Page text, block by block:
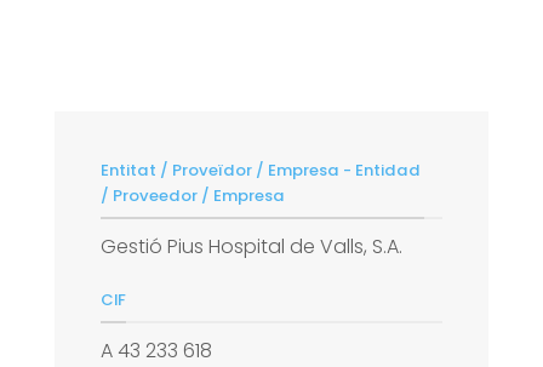
Entitat / Proveïdor / Empresa - Entidad
/ Proveedor / Empresa
Gestió Pius Hospital de Valls, S.A.
CIF
A 43 233 618